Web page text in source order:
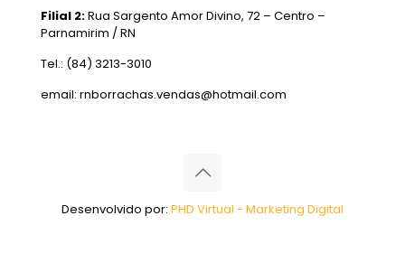
Filial 2:Rua Sargento Amor Divino, 72 – Centro –
Parnamirim / RN
Tel.: (84) 3213-3010
email: rnborrachas.vendas@hotmail.com
Desenvolvido por: PHD Virtual - Marketing Digital